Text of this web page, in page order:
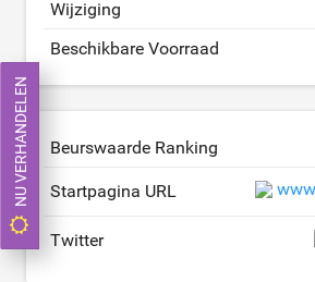
Wijziging
Beschikbare Voorraad
Beurswaarde Ranking
Startpagina URL
Twitter
NU VERHANDELEN